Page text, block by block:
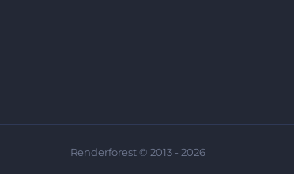
Renderforest © 2013 - 2026